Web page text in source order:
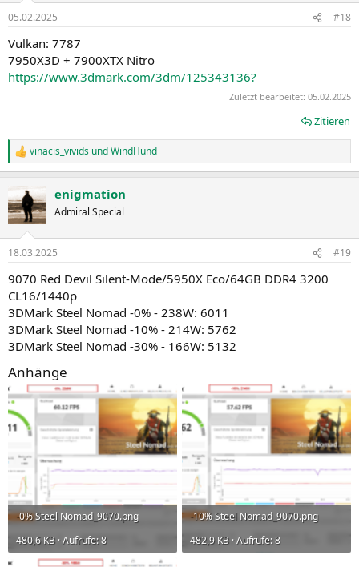
e
:
05.02.2025 #18
Vulkan: 7787
7950X3D + 7900XTX Nitro
https://www.3dmark.com/3dm/125343136?
Zuletzt bearbeitet: 05.02.2025
Zitieren
R
e
t
i
e
:
vinacis_vivids undWindHund
enigmation
Admiral Special
18.03.2025 #19
9070 Red Devil Silent-Mode/5950X Eco/64GB DDR4 3200
CL16/1440p
3DMark Steel Nomad -0% - 238W: 6011
3DMark Steel Nomad -10% - 214W: 5762
3DMark Steel Nomad -30% - 166W: 5132
Anhänge
-0% Steel Nomad_9070.png
480,6 KB · Aufrufe: 8
-10% Steel Nomad_9070.png
482,9 KB · Aufrufe: 8